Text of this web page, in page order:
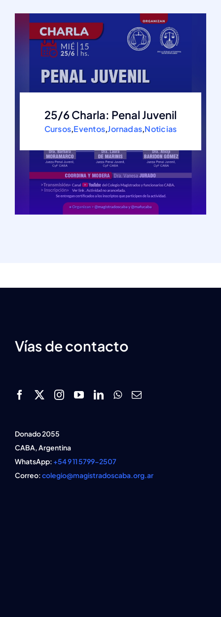
25/6 Charla: Penal Juvenil
Cursos,Eventos,Jornadas,Noticias
Vías de contacto
Donado 2055
CABA, Argentina
WhatsApp: +54 9 11 5799-2507
Correo:colegio@magistradoscaba.org.ar